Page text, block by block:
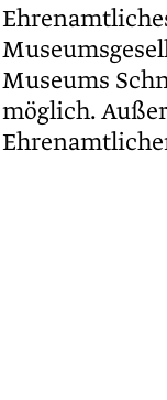
Museums
möglich.